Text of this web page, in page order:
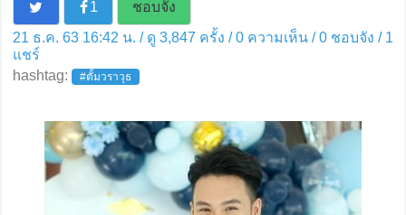
1
ชอบจัง
21 ธ.ค. 63 16:42 น. / ดู 3,847 ครั้ง / 0 ความเห็น /0ชอบจัง / 1
แชร์
hashtag:
#ตั้มวราวุธ